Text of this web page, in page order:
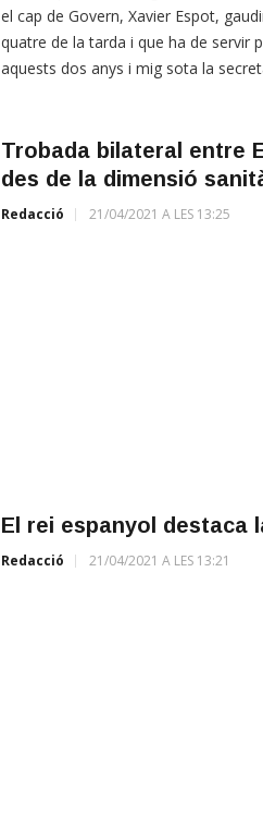
el cap de Govern, Xavier Espot,
quatre de la tarda i que ha de servir
aquests dos anys i mig sota la
Trobada bilateral entre
des de la dimensió
Redacció 21/04/2021 A LES 13:25
El rei espanyol destaca
Redacció 21/04/2021 A LES 13:21